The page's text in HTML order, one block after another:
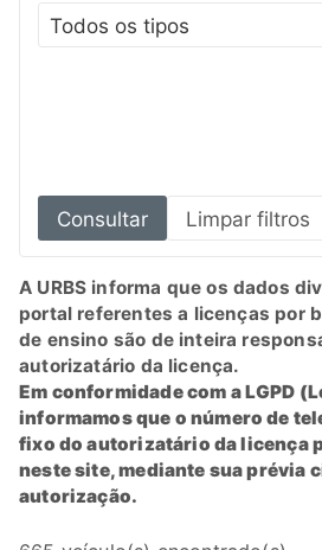
Consultar Limpar filtros
A URBS informa que os dados
portal referentes a licenças por
de ensino são de inteira
autorizatário da licença.
Em conformidade com a LGPD
informamos que o número de
fixo do autorizatário da licença
neste site, mediante sua prévia
autorização.